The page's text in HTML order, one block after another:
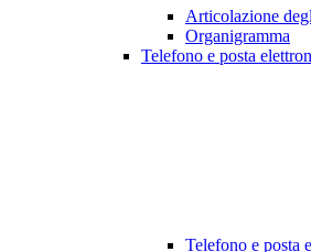
Articolazione
Organigramma
Telefono e posta
Telefono e posta